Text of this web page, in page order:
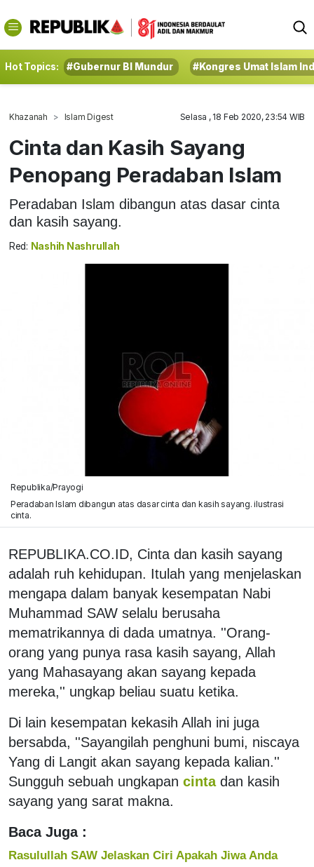
Hot Topics: #Gubernur BI Mundur #Kongres Umat Islam
Khazanah Islam Digest Selasa , 18 Feb 2020, 23:54 WIB
Cinta dan Kasih Sayang
Penopang Peradaban Islam
Peradaban Islam dibangun atas dasar cinta
dan kasih sayang.
Red: Nashih Nashrullah
Republika/Prayogi
Peradaban Islam dibangun atas dasar cinta dan kasih sayang. ilustrasi
cinta.
REPUBLIKA.CO.ID, Cinta dan kasih sayang
adalah ruh kehidupan. Itulah yang menjelaskan
mengapa dalam banyak kesempatan Nabi
Muhammad SAW selalu berusaha
mematrikannya di dada umatnya. ''Orang-
orang yang punya rasa kasih sayang, Allah
yang Mahasayang akan sayang kepada
mereka,'' ungkap beliau suatu ketika.
Di lain kesempatan kekasih Allah ini juga
bersabda, ''Sayangilah penghuni bumi, niscaya
Yang di Langit akan sayang kepada kalian.''
Sungguh sebuah ungkapan cinta dan kasih
sayang yang sarat makna.
Baca Juga :
Rasulullah SAW Jelaskan Ciri Apakah Jiwa Anda